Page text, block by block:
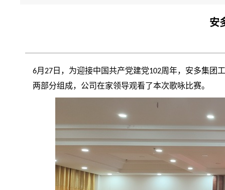
安
6月27日，为迎接中国共产党建党102周年，安多集团
两部分组成，公司在家领导观看了本次歌咏比赛。